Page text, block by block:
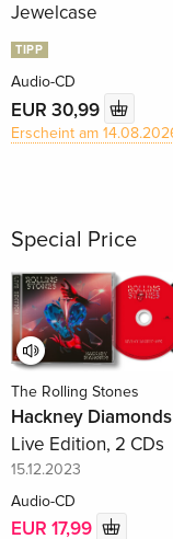
Jewelcase
TIPP
Audio-CD
EUR 30,99
Erscheint am
Special Price
The Rolling Stones
Hackney Diamonds
Live Edition, 2 CDs
15.12.2023
Audio-CD
EUR 17,99